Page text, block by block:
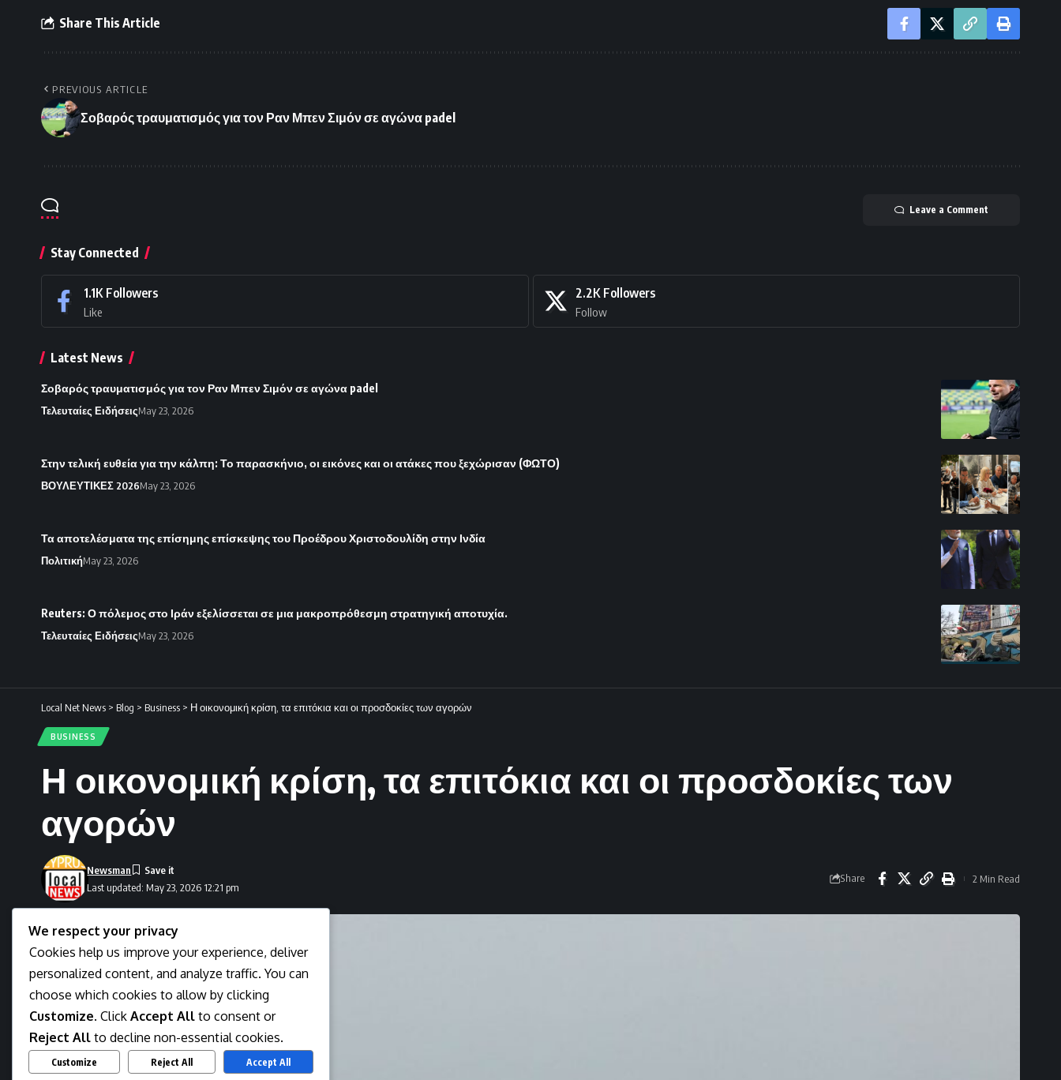
Share This Article
PREVIOUS ARTICLE
Σοβαρός τραυματισμός για τον Ραν Μπεν Σιμόν σε αγώνα padel
Leave a Comment
Stay Connected
1.1K Followers
Like
2.2K Followers
Follow
Latest News
Σοβαρός τραυματισμός για τον Ραν Μπεν Σιμόν σε αγώνα padel
Τελευταίες ΕιδήσειςMay 23, 2026
Στην τελική ευθεία για την κάλπη: Το παρασκήνιο, οι εικόνες και οι ατάκες που ξεχώρισαν (ΦΩΤΟ)
ΒΟΥΛΕΥΤΙΚΕΣ 2026May 23, 2026
Τα αποτελέσματα της επίσημης επίσκεψης του Προέδρου Χριστοδουλίδη στην Ινδία
ΠολιτικήMay 23, 2026
Reuters: Ο πόλεμος στο Ιράν εξελίσσεται σε μια μακροπρόθεσμη στρατηγική αποτυχία.
Τελευταίες ΕιδήσειςMay 23, 2026
Local Net News > Blog > Business > Η οικονομική κρίση, τα επιτόκια και οι προσδοκίες των αγορών
BUSINESS
Η οικονομική κρίση, τα επιτόκια και οι προσδοκίες των
αγορών
Last updated: May 23, 2026 12:21 pm
Newsman
Share 2 Min Read
We respect your privacy
Cookies help us improve your experience, deliver
personalized content, and analyze traffic. You can
choose which cookies to allow by clicking
Customize. Click Accept All to consent or
Reject All to decline non-essential cookies.
Customize Reject All Accept All